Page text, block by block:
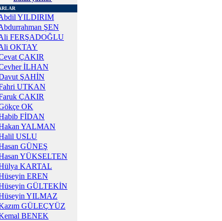
YILDIRIM
ŞEN
FERŞADOĞLU
OKTAY
ÇAKIR
İLHAN
ŞAHİN
UTKAN
ÇAKIR
OK
FİDAN
YALMAN
USLU
GÜNEŞ
YÜKSELTEN
KARTAL
EREN
GÜLTEKİN
YILMAZ
GÜLEÇYÜZ
BENEK